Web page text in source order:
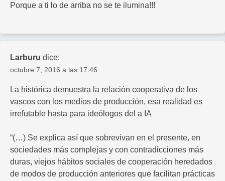
Porque a ti lo de arriba no se te ilumina!!!
Larburu dice:
octubre 7, 2016 a las 17:46
La histórica demuestra la relación cooperativa de los
vascos con los medios de producción, esa realidad es
irrefutable hasta para ideólogos del a IA
“(…) Se explica así que sobrevivan en el presente, en
sociedades más complejas y con contradicciones más
duras, viejos hábitos sociales de cooperación heredados
de modos de producción anteriores que facilitan prácticas